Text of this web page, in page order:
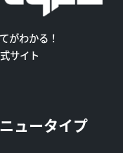
がわかる！
サイト
ュータイプ